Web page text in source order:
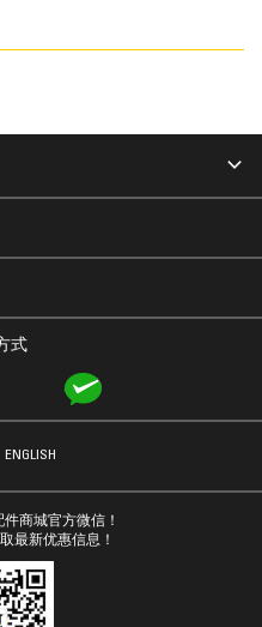
式
ENGLISH
商城官方微信！
最新优惠信息！